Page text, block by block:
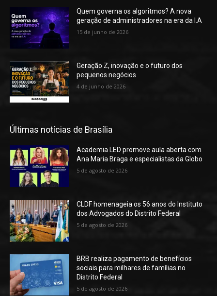
Quem governa os algoritmos? A nova
geração de administradores na era da I.A
15 de junho de 2026
Geração Z, inovação e o futuro dos
pequenos negócios
4 de junho de 2026
Últimas notícias de Brasília
Academia LED promove aula aberta com
Ana Maria Braga e especialistas da Globo
5 de agosto de 2026
CLDF homenageia os 56 anos do Instituto
dos Advogados do Distrito Federal
5 de agosto de 2026
BRB realiza pagamento de benefícios
sociais para milhares de famílias no
Distrito Federal
5 de agosto de 2026